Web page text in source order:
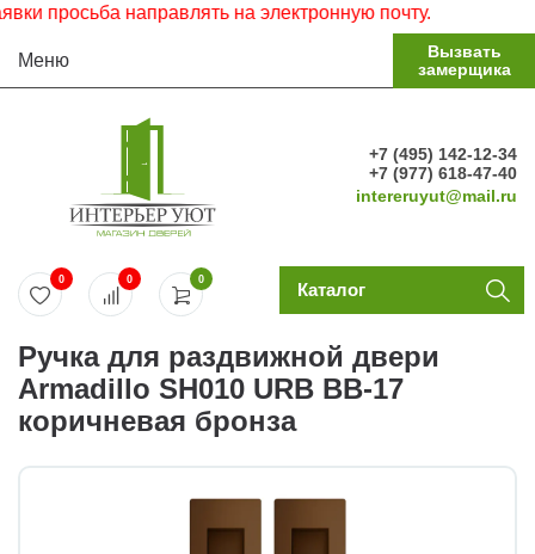
просьба направлять на электронную почту.
Меню
Вызвать
замерщика
+7 (495) 142-12-34
+7 (977) 618-47-40
intereruyut@mail.ru
0
0 0 Каталог
Ручка для раздвижной двери
Armadillo SH010 URB BB-17
коричневая бронза